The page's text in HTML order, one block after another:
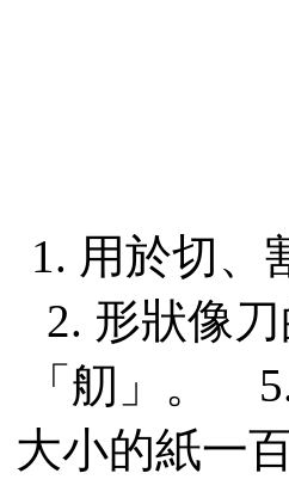
1. 用於切
2. 形狀像
「舠」。
大小的紙一